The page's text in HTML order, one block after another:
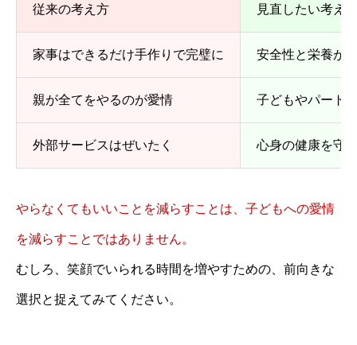
従来の考え方 見直したい考え
家事はできるだけ手作りで完璧に 安全性と栄養が
親が全てをやるのが愛情 子どもやパート
外部サービスはぜいたく 心身の健康を守
やらなくてもいいことを減らすことは、子どもへの愛情
を減らすことではありません。
むしろ、笑顔でいられる時間を増やすための、前向きな
選択と捉えてみてください。